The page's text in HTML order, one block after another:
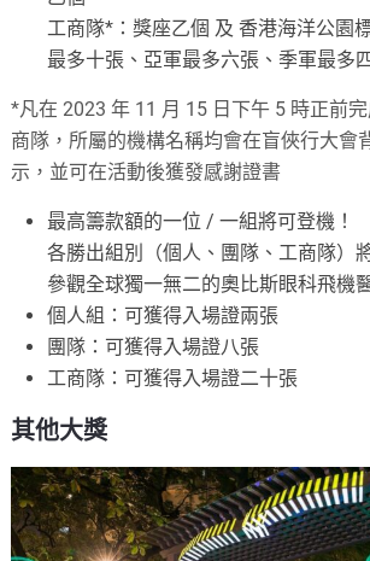
工商隊*：獎座乙個 及 香港海洋公園
最多十張、亞軍最多六張、季軍最多四
*凡在 2023 年 11 月 15 日下午 5 時正前
商隊，所屬的機構名稱均會在盲俠行大會
示，並可在活動後獲發感謝證書
最高籌款額的一位 / 一組將可登機！
各勝出組別（個人、團隊、工商隊）
參觀全球獨一無二的奧比斯眼科飛機
個人組：可獲得入場證兩張
團隊：可獲得入場證八張
工商隊：可獲得入場證二十張
其他大獎